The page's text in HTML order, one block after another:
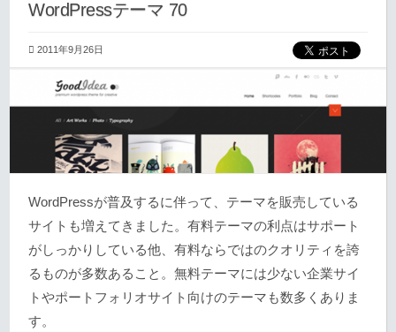
WordPressテーマ 70
2011年9月26日
WordPressが普及するに伴って、テーマを販売している
サイトも増えてきました。有料テーマの利点はサポート
がしっかりしている他、有料ならではのクオリティを誇
るものが多数あること。無料テーマには少ない企業サイ
トやポートフォリオサイト向けのテーマも数多くありま
す。